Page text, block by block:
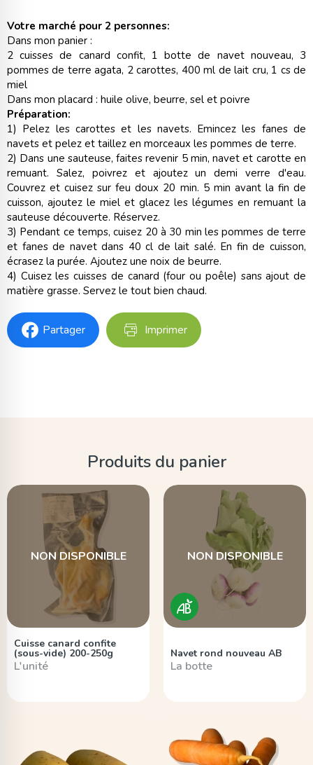
Votre marché pour 2 personnes:
Dans mon panier :
2 cuisses de canard confit, 1 botte de navet nouveau, 3
pommes de terre agata, 2 carottes, 400 ml de lait cru, 1 cs de
miel
Dans mon placard : huile olive, beurre, sel et poivre
Préparation:
1) Pelez les carottes et les navets. Emincez les fanes de
navets et pelez et taillez en morceaux les pommes de terre.
2) Dans une sauteuse, faites revenir 5 min, navet et carotte en
remuant. Salez, poivrez et ajoutez un demi verre d'eau.
Couvrez et cuisez sur feu doux 20 min. 5 min avant la fin de
cuisson, ajoutez le miel et glacez les légumes en remuant la
sauteuse découverte. Réservez.
3) Pendant ce temps, cuisez 20 à 30 min les pommes de terre
et fanes de navet dans 40 cl de lait salé. En fin de cuisson,
écrasez la purée. Ajoutez une noix de beurre.
4) Cuisez les cuisses de canard (four ou poêle) sans ajout de
matière grasse. Servez le tout bien chaud.
Partager Imprimer
Produits du panier
NON DISPONIBLE
Cuisse canard confite
(sous-vide) 200-250g
L'unité
NON DISPONIBLE
Navet rond nouveau AB
La botte